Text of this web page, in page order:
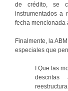
de crédito, se
instrumentados a
fecha mencionada
Finalmente, la
especiales que
I.Que las
descritas